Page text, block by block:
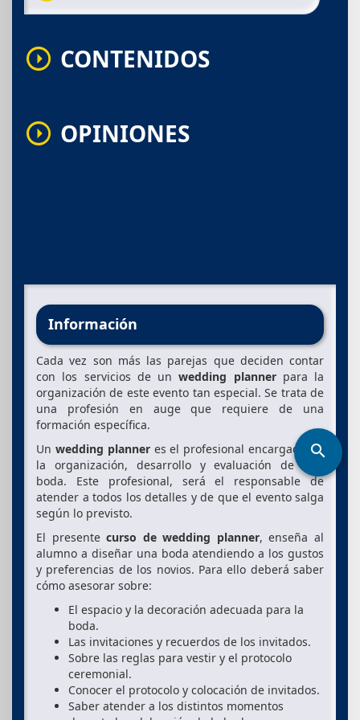
search
arrow_drop_down_circle CONTENIDOS
arrow_drop_down_circle OPINIONES
Información
Cada vez son más las parejas que deciden contar
con los servicios de unwedding plannerpara la
organización de este evento tan especial. Se trata de
una profesión en auge que requiere de una
formación específica.
Un wedding planneres el profesional encargado de
la organización, desarrollo y evaluación de una
boda. Este profesional, será el responsable de
atender a todos los detalles y de que el evento salga
según lo previsto.
El presentecurso de wedding planner, enseña al
alumno a diseñar una boda atendiendo a los gustos
y preferencias de los novios. Para ello deberá saber
cómo asesorar sobre:
El espacio y la decoración adecuada para la
boda.
Las invitaciones y recuerdos de los invitados.
Sobre las reglas para vestir y el protocolo
ceremonial.
Conocer el protocolo y colocación de invitados.
Saber atender a los distintos momentos